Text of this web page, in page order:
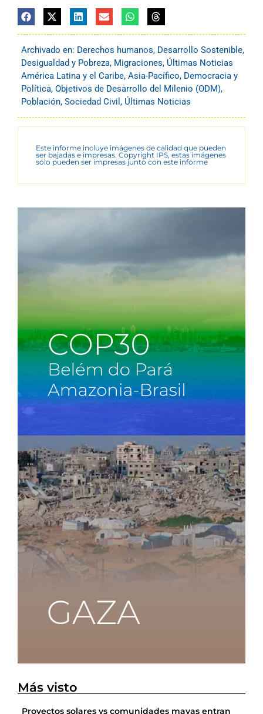
Archivado en: Derechos humanos, Desarrollo Sostenible,
Desigualdad y Pobreza, Migraciones, Últimas Noticias
América Latina y el Caribe, Asia-Pacífico, Democracia y
Política, Objetivos de Desarrollo del Milenio (ODM),
Población, Sociedad Civil , Últimas Noticias
Este informe incluye imágenes de calidad que pueden
ser bajadas e impresas. Copyright IPS, estas imágenes
sólo pueden ser impresas junto con este informe
Más visto
Proyectos solares vs comunidades mayas entran